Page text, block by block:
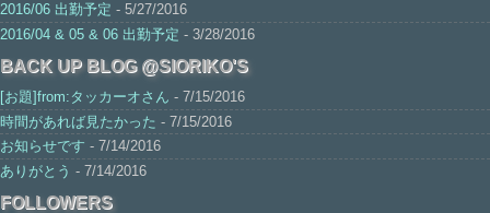
2016/06 出勤予定 - 5/27/2016
2016/04 & 05 & 06 出勤予定 - 3/28/2016
BACK UP BLOG @SIORIKO'S
[お題]from:タッカーオさん - 7/15/2016
時間があれば見たかった - 7/15/2016
お知らせです - 7/14/2016
ありがとう - 7/14/2016
FOLLOWERS